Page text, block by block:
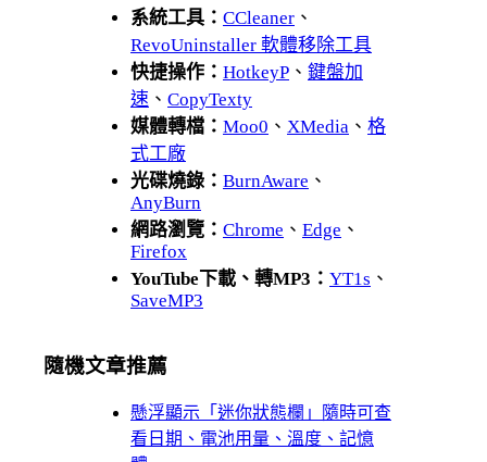
系統工具： CCleaner 、
RevoUninstaller 軟體移除工具
快捷操作： HotkeyP 、 鍵盤加
速 、 CopyTexty
媒體轉檔： Moo0 、 XMedia 、 格
式工廠
光碟燒錄： BurnAware 、
AnyBurn
網路瀏覽： Chrome 、 Edge 、
Firefox
YouTube下載、轉MP3： YT1s 、
SaveMP3
隨機文章推薦
懸浮顯示「迷你狀態欄」隨時可查
看日期、電池用量、溫度、記憶